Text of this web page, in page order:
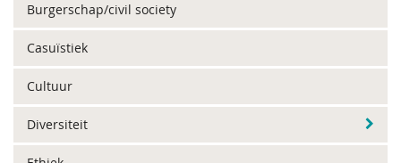
Burgerschap/civil society
Casuïstiek
Cultuur
Diversiteit